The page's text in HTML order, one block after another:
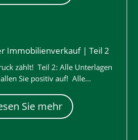
Immobilienverkauf | Teil 2
zählt! Teil 2: Alle Unterlagen
Sie positiv auf! Alle...
Sie mehr